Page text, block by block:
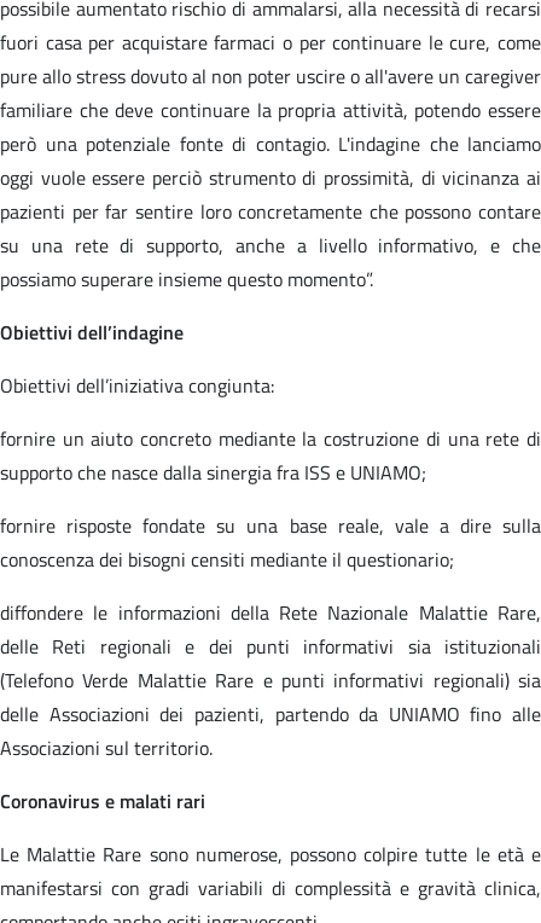
possibile aumentato rischio di ammalarsi, alla necessità di recarsi
fuori casa per acquistare farmaci o per continuare le cure, come
pure allo stress dovuto al non poter uscire o all'avere un caregiver
familiare che deve continuare la propria attività, potendo essere
però una potenziale fonte di contagio. L'indagine che lanciamo
oggi vuole essere perciò strumento di prossimità, di vicinanza ai
pazienti per far sentire loro concretamente che possono contare
su una rete di supporto, anche a livello informativo, e che
possiamo superare insieme questo momento”.
Obiettivi dell’indagine
Obiettivi dell’iniziativa congiunta:
fornire un aiuto concreto mediante la costruzione di una rete di
supporto che nasce dalla sinergia fra ISS e UNIAMO;
fornire risposte fondate su una base reale, vale a dire sulla
conoscenza dei bisogni censiti mediante il questionario;
diffondere le informazioni della Rete Nazionale Malattie Rare,
delle Reti regionali e dei punti informativi sia istituzionali
(Telefono Verde Malattie Rare e punti informativi regionali) sia
delle Associazioni dei pazienti, partendo da UNIAMO fino alle
Associazioni sul territorio.
Coronavirus e malati rari
Le Malattie Rare sono numerose, possono colpire tutte le età e
manifestarsi con gradi variabili di complessità e gravità clinica,